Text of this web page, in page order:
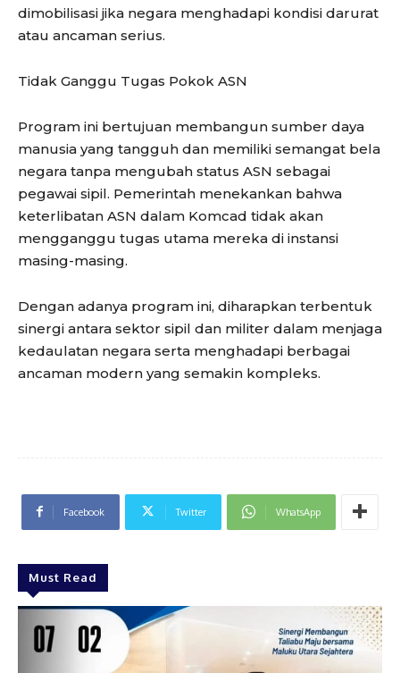
dimobilisasi jika negara menghadapi kondisi darurat
atau ancaman serius.
Tidak Ganggu Tugas Pokok ASN
Program ini bertujuan membangun sumber daya
manusia yang tangguh dan memiliki semangat bela
negara tanpa mengubah status ASN sebagai
pegawai sipil. Pemerintah menekankan bahwa
keterlibatan ASN dalam Komcad tidak akan
mengganggu tugas utama mereka di instansi
masing-masing.
Dengan adanya program ini, diharapkan terbentuk
sinergi antara sektor sipil dan militer dalam menjaga
kedaulatan negara serta menghadapi berbagai
ancaman modern yang semakin kompleks.
Facebook Twitter WhatsApp
Must Read